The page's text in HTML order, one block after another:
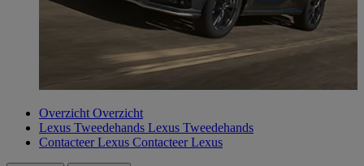
Overzicht Overzicht
Lexus Tweedehands Lexus Tweedehands
Contacteer Lexus Contacteer Lexus